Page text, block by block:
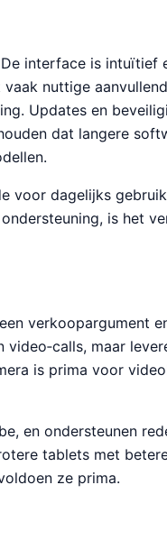
interface is intuïtief
nuttige
Updates en
dat langere
voor dagelijks
is het
verkoopargument
video‑calls, maar
is prima voor
en ondersteunen
tablets met
ze prima.